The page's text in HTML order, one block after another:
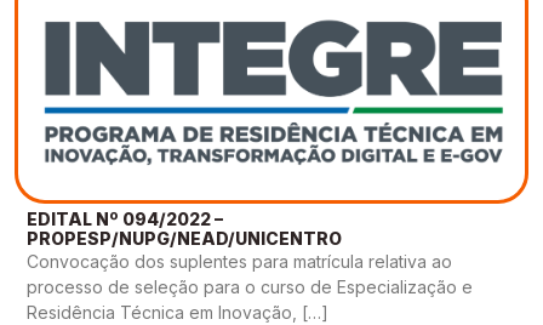
EDITAL Nº 094/2022 –
PROPESP/NUPG/NEAD/UNICENTRO
Convocação dos suplentes para matrícula relativa ao
processo de seleção para o curso de Especialização e
Residência Técnica em Inovação, […]